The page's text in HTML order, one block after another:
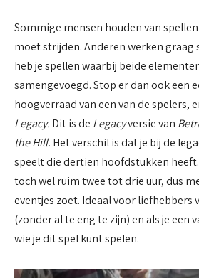
Sommige mensen houden van
moet strijden. Anderen werken graag
heb je spellen waarbij beide
samengevoegd. Stop er dan ook een
hoogverraad van een van de spelers,
Legacy. Dit is de Legacyversie van
the Hill. Het verschil is dat je bij de
speelt die dertien hoofdstukken
toch wel ruim twee tot drie uur, dus
eventjes zoet. Ideaal voor liefhebbers
(zonder al te eng te zijn) en als je een
wie je dit spel kunt spelen.